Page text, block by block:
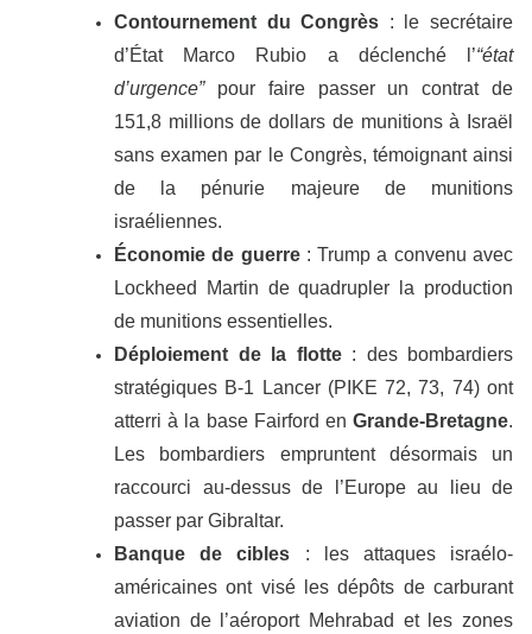
Contournement du Congrès : le secrétaire
d’État Marco Rubio a déclenché l’“état
d’urgence”pour faire passer un contrat de
151,8 millions de dollars de munitions à Israël
sans examen par le Congrès, témoignant ainsi
de la pénurie majeure de munitions
israéliennes.
Économie de guerre: Trump a convenu avec
Lockheed Martin de quadrupler la production
de munitions essentielles.
Déploiement de la flotte: des bombardiers
stratégiques B-1 Lancer (PIKE 72, 73, 74) ont
atterri à la base Fairford en Grande-Bretagne.
Les bombardiers empruntent désormais un
raccourci au-dessus de l’Europe au lieu de
passer par Gibraltar.
Banque de cibles : les attaques israélo-
américaines ont visé les dépôts de carburant
aviation de l’aéroport Mehrabad et les zones